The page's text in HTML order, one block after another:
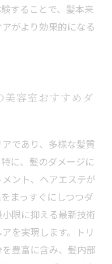
することで、髪本来
がより効果的になる
美容室おすすめダ
であり、多様な髪質
に、髪のダメージに
ント、ヘアエステが
まっすぐにしつつダ
限に抑える最新技術
を実現します。トリ
豊富に含み、髪内部